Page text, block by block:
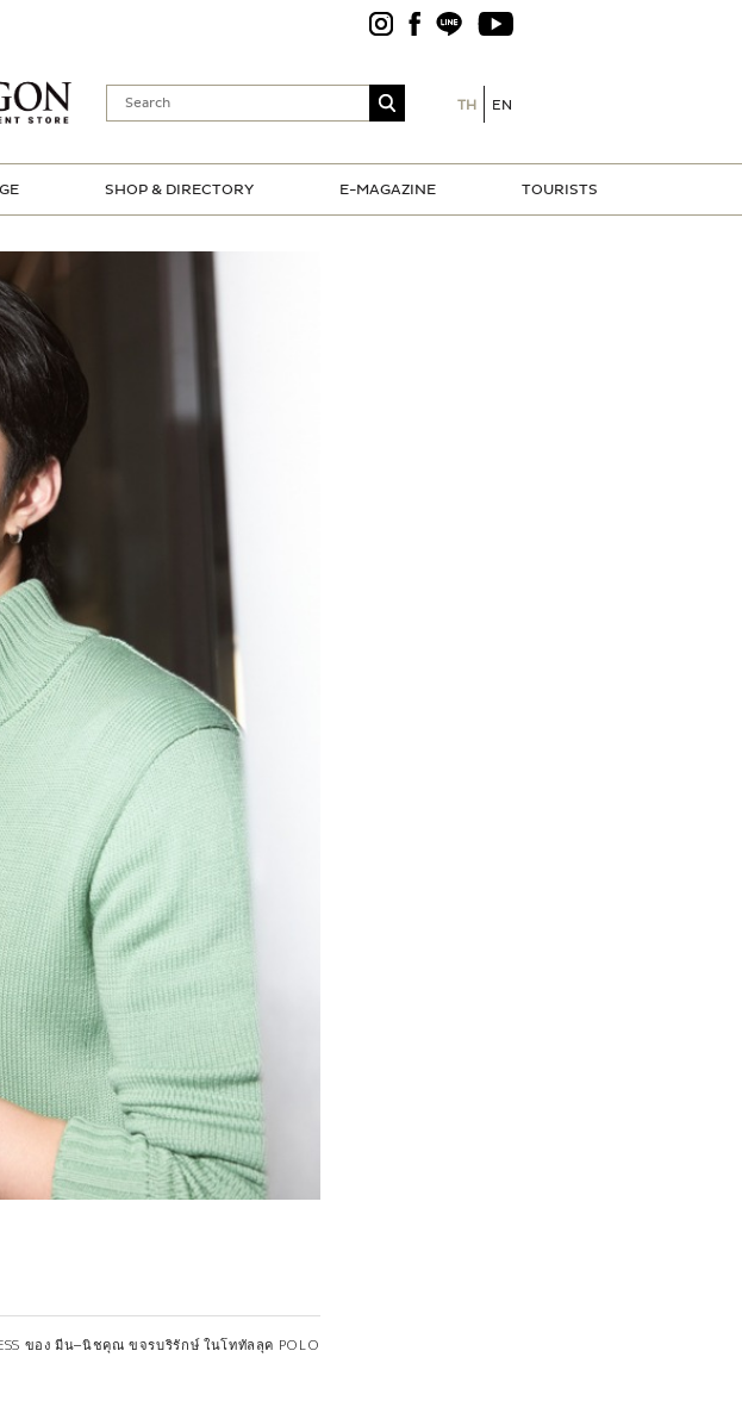
TH EN
SHOP & DIRECTORY E-MAGAZINE TOURISTS
ของ มีน–นิชคุณ ขจรบริรักษ์ ในโททัลลุค POLO